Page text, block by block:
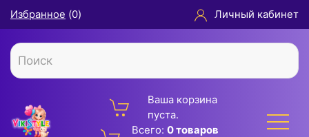
Избранное (0) Личный кабинет
Ваша корзина
пуста.
Всего: 0 товаров